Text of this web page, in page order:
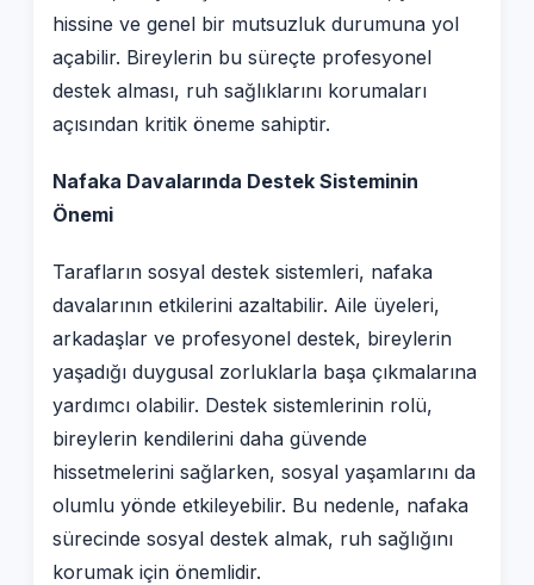
hissine ve genel bir mutsuzluk durumuna yol
açabilir. Bireylerin bu süreçte profesyonel
destek alması, ruh sağlıklarını korumaları
açısından kritik öneme sahiptir.
Nafaka Davalarında Destek Sisteminin
Önemi
Tarafların sosyal destek sistemleri, nafaka
davalarının etkilerini azaltabilir. Aile üyeleri,
arkadaşlar ve profesyonel destek, bireylerin
yaşadığı duygusal zorluklarla başa çıkmalarına
yardımcı olabilir. Destek sistemlerinin rolü,
bireylerin kendilerini daha güvende
hissetmelerini sağlarken, sosyal yaşamlarını da
olumlu yönde etkileyebilir. Bu nedenle, nafaka
sürecinde sosyal destek almak, ruh sağlığını
korumak için önemlidir.